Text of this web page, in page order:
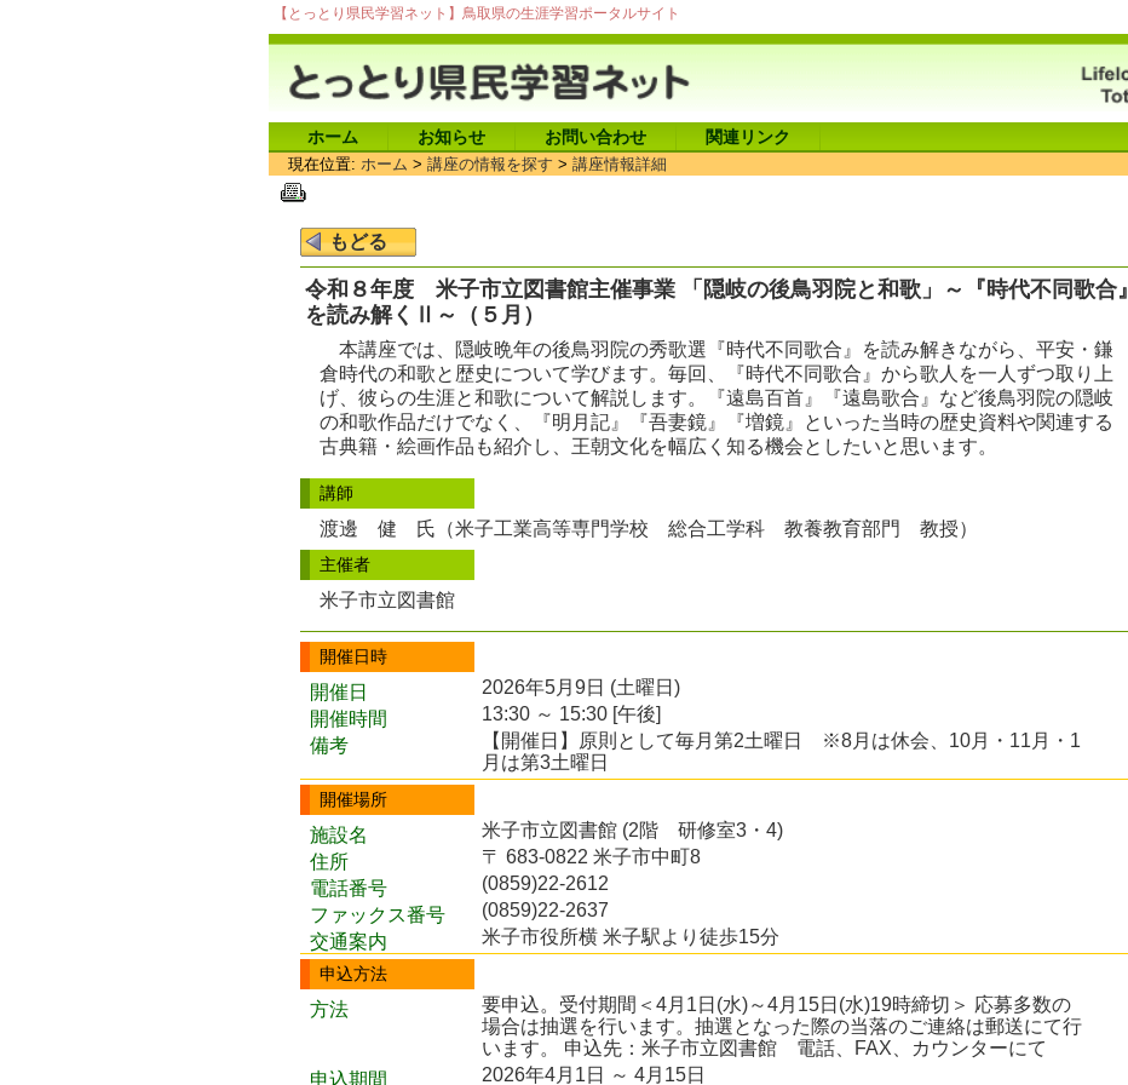
【とっとり県民学習ネット】鳥取県の生涯学習ポータルサイト
ホーム お知らせ お問い合わせ 関連リンク
現在位置: ホーム > 講座の情報を探す > 講座情報詳細
令和８年度 米子市立図書館主催事業 「隠岐の後鳥羽院と和歌」～『時代不同歌合』
を読み解くⅡ～（５月）
本講座では、隠岐晩年の後鳥羽院の秀歌選『時代不同歌合』を読み解きながら、平安・鎌
倉時代の和歌と歴史について学びます。毎回、『時代不同歌合』から歌人を一人ずつ取り上
げ、彼らの生涯と和歌について解説します。『遠島百首』『遠島歌合』など後鳥羽院の隠岐
の和歌作品だけでなく、『明月記』『吾妻鏡』『増鏡』といった当時の歴史資料や関連する
古典籍・絵画作品も紹介し、王朝文化を幅広く知る機会としたいと思います。
講師
渡邊 健 氏（米子工業高等専門学校 総合工学科 教養教育部門 教授）
主催者
米子市立図書館
開催日時
開催日
2026年5月9日 (土曜日)
開催時間
13:30 ～ 15:30 [午後]
備考
【開催日】原則として毎月第2土曜日 ※8月は休会、10月・11月・1
月は第3土曜日
開催場所
施設名
米子市立図書館 (2階 研修室3・4)
住所
〒 683-0822 米子市中町8
電話番号
(0859)22-2612
ファックス番号
(0859)22-2637
交通案内
米子市役所横 米子駅より徒歩15分
申込方法
方法
要申込。受付期間＜4月1日(水)～4月15日(水)19時締切＞ 応募多数の
場合は抽選を行います。抽選となった際の当落のご連絡は郵送にて行
います。 申込先：米子市立図書館 電話、FAX、カウンターにて
申込期間
2026年4月1日 ～ 4月15日